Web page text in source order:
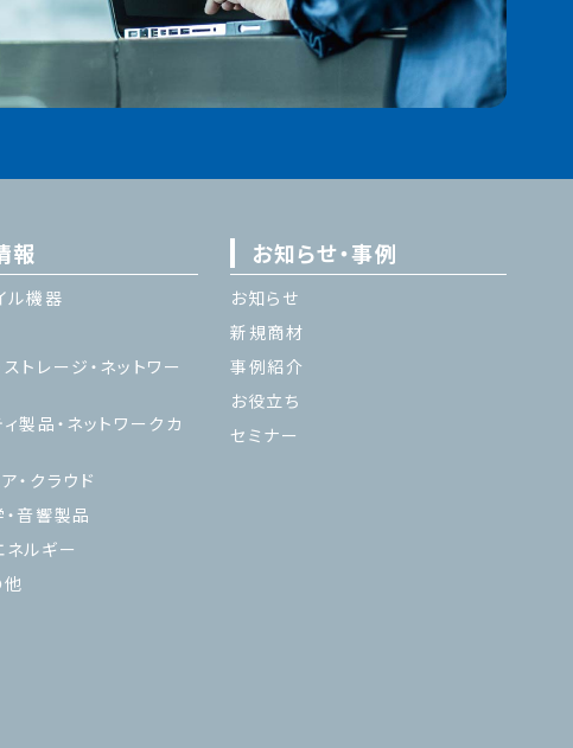
報
ル機器
トレージ・ネットワー
製品・ネットワークカ
・クラウド
音響製品
ネルギー
他
お知らせ・事例
お知らせ
新規商材
事例紹介
お役立ち
セミナー